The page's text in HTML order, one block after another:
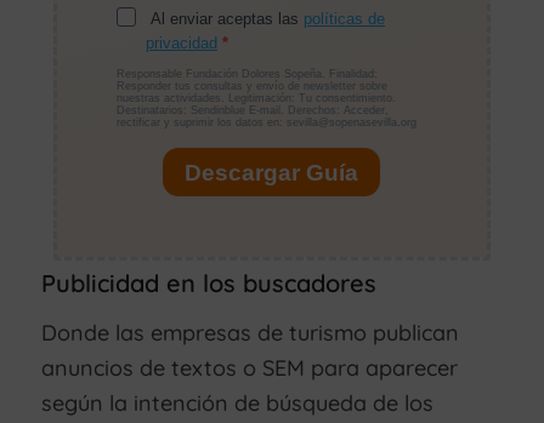
Publicidad en los buscadores
Donde las empresas de turismo publican
anuncios de textos o SEM para aparecer
según la intención de búsqueda de los